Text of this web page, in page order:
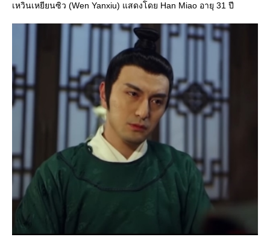
เหวินเหยียนซิว (Wen Yanxiu) แสดงโดย Han Miao อายุ 31 ปี